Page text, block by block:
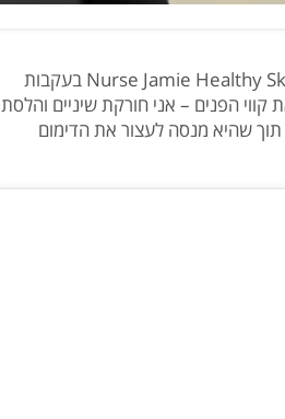
פרנקל סיפרה שרכשה את המכשיר, מבית Nurse Jamie Healthy Skin Solutions בעקבות
הפנים – אני חורקת שיניים והלסת
שהיא מנסה לעצור את הדימום